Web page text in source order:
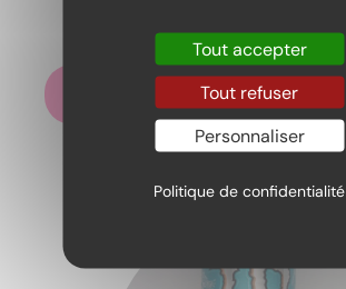
2,20€
Ajouter au panier
Tout accepter
Tout refuser
Personnaliser
Politique de confidentialité